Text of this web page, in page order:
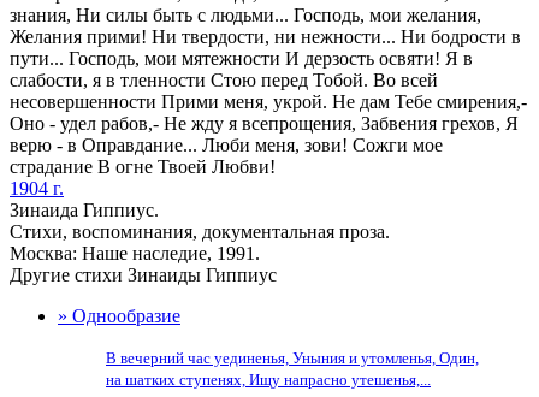
знания, Ни силы быть с людьми... Господь, мои желания,
Желания прими! Ни твердости, ни нежности... Ни бодрости в
пути... Господь, мои мятежности И дерзость освяти! Я в
слабости, я в тленности Стою перед Тобой. Во всей
несовершенности Прими меня, укрой. Не дам Тебе смирения,-
Оно - удел рабов,- Не жду я всепрощения, Забвения грехов, Я
верю - в Оправдание... Люби меня, зови! Сожги мое
страдание В огне Твоей Любви!
1904 г.
Зинаида Гиппиус.
Стихи, воспоминания, документальная проза.
Москва: Наше наследие, 1991.
Другие стихи Зинаиды Гиппиус
» Однообразие
В вечерний час уединенья, Уныния и утомленья, Один,
на шатких ступенях, Ищу напрасно утешенья,...